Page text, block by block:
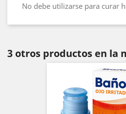
No debe utilizarse para curar
3 otros productos en la